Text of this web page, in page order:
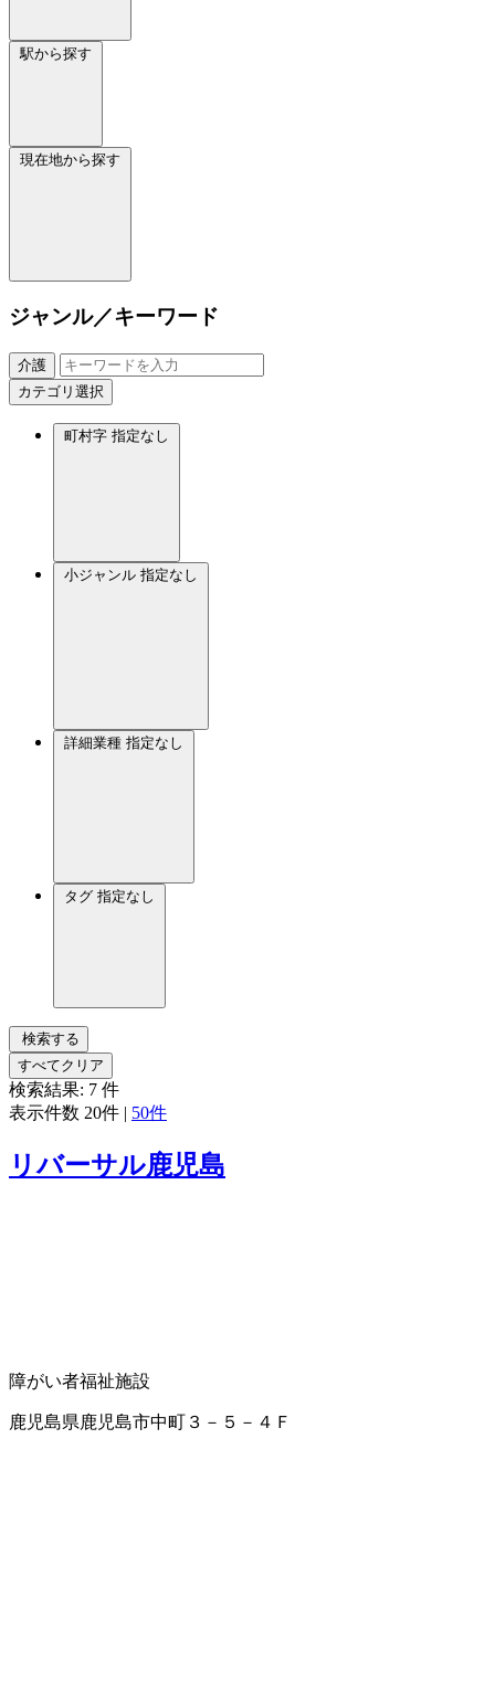
駅から探す
現在地から探す
ジャンル／キーワード
介護
カテゴリ選択
町村字 指定なし
小ジャンル 指定なし
詳細業種 指定なし
タグ 指定なし
検索する
すべてクリア
検索結果: 7 件
表示件数 20件 | 50件
リバーサル鹿児島
障がい者福祉施設
鹿児島県鹿児島市中町３－５－４Ｆ